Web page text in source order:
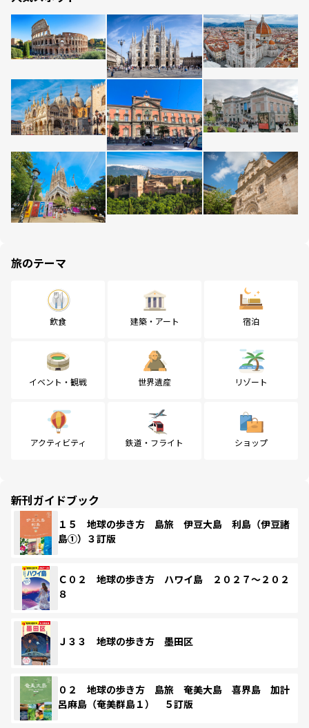
旅のテーマ
飲食 建築・アート 宿泊
イベント・観戦 世界遺産 リゾート
アクティビティ 鉄道・フライト ショップ
新刊ガイドブック
１５ 地球の歩き方 島旅 伊豆大島 利島（伊豆諸
島①）３訂版
Ｃ０２ 地球の歩き方 ハワイ島 ２０２７～２０２
８
Ｊ３３ 地球の歩き方 墨田区
０２ 地球の歩き方 島旅 奄美大島 喜界島 加計
呂麻島（奄美群島１） ５訂版